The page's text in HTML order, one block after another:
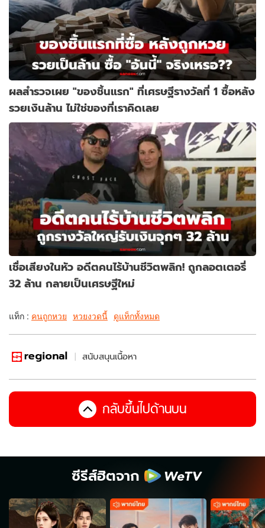
ผลสำรวจเผย "ของชิ้นแรก" ที่เศรษฐีรางวัลที่ 1 ซื้อหลัง
รวยเงินล้าน ไม่ใช่ของที่เราคิดเลย
เชื่อเสียงในหัว อดีตคนไร้บ้านชีวิตพลิก! ถูกลอตเตอรี่
32 ล้าน กลายเป็นเศรษฐีใหม่
แท็ก : คนถูกหวย หวยงวดนี้ ดูแท็กทั้งหมด
สนับสนุนเนื้อหา
กลับขึ้นไปด้านบน
ซีรีส์ฮิตจาก